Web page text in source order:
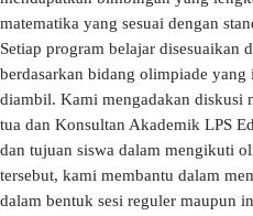
matematika yang sesuai dengan
Setiap program belajar disesuaikan
berdasarkan bidang olimpiade
diambil. Kami mengadakan diskusi
tua dan Konsultan Akademik LPS
dan tujuan siswa dalam mengikuti
tersebut, kami membantu dalam
dalam bentuk sesi reguler maupun